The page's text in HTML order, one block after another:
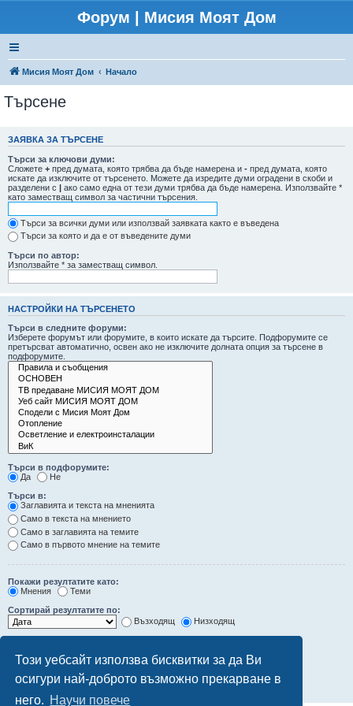
Този уебсайт използва бисквитки за да Ви
осигури най-доброто възможно прекарване в
него. Научи повече
Форум | Мисия Моят Дом
Мисия Моят Дом Начало
Търсене
ЗАЯВКА ЗА ТЪРСЕНЕ
Търси за ключови думи:
Сложете + пред думата, която трябва да бъде намерена и - пред думата, която
искате да изключите от търсенето. Можете да изредите думи оградени в скоби и
разделени с | ако само една от тези думи трябва да бъде намерена. Използвайте *
като заместващ символ за частични търсения.
Търси за всички думи или използвай заявката както е въведена
Търси за която и да е от въведените думи
Търси по автор:
Използвайте * за заместващ символ.
НАСТРОЙКИ НА ТЪРСЕНЕТО
Търси в следните форуми:
Изберете форумът или форумите, в които искате да търсите. Подфорумите се
претърсват автоматично, освен ако не изключите долната опция за търсене в
подфорумите.
Търси в подфорумите:
Да
Не
Търси в:
Заглавията и текста на мненията
Само в текста на мнението
Само в заглавията на темите
Само в първото мнение на темите
Покажи резултатите като:
Мнения
Теми
Сортирай резултатите по:
Възходящ
Низходящ
Покажи първите:
символа от мненията